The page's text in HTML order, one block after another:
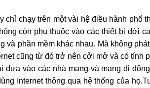
chỉ chạy trên một vài hệ điều hành phổ
còn phụ thuộc vào các thiết bị đời
và phần mềm khác nhau. Mà không
cũng từ đó trở nên cởi mở và có tính
dựa vào các nhà mạng và mạng di
Internet thông qua hệ thống của